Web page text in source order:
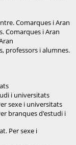
Comarques i Aran
Comarques i Aran
professors i alumnes.
i universitats
sexe i universitats
branques d'estudi i
Per sexe i